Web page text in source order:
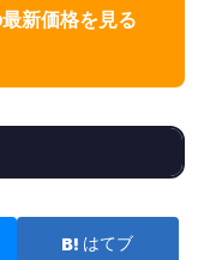
新価格を見る
はてブ